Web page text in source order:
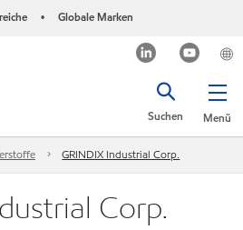
• Globale Marken
Menü
Suchen
GRINDIX Industrial Corp.
Corp.